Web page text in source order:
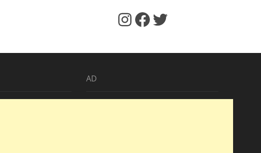
https://www.facebook.com/jstages/ Facebook Twitter
AD